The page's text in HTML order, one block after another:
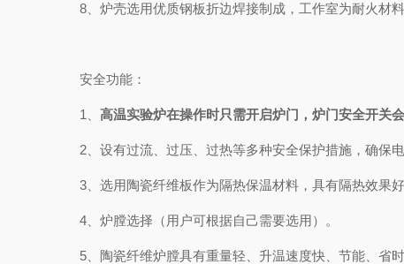
8、炉壳选用优质钢板折边焊接制成，工作室为耐火材料
安全功能：
1、 高温实验炉在操作时只需开启炉门，炉门安全开关
2、设有过流、过压、过热等多种安全保护措施，确保电
3、选用陶瓷纤维板作为隔热保温材料，具有隔热效果好
4、炉膛选择（用户可根据自己需要选用）。
5、陶瓷纤维炉膛具有重量轻、升温速度快、节能、省